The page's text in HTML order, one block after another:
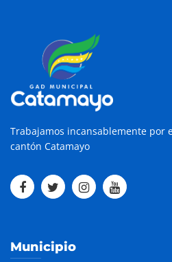
Trabajamos incansablemente por
cantón Catamayo
Municipio